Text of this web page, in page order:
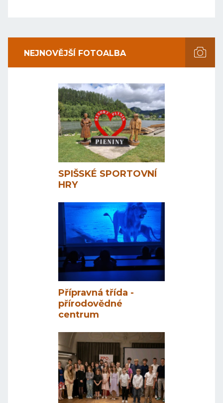
NEJNOVĚJŠÍ FOTOALBA
SPIŠSKÉ SPORTOVNÍ
HRY
Přípravná třída -
přírodovědné
centrum